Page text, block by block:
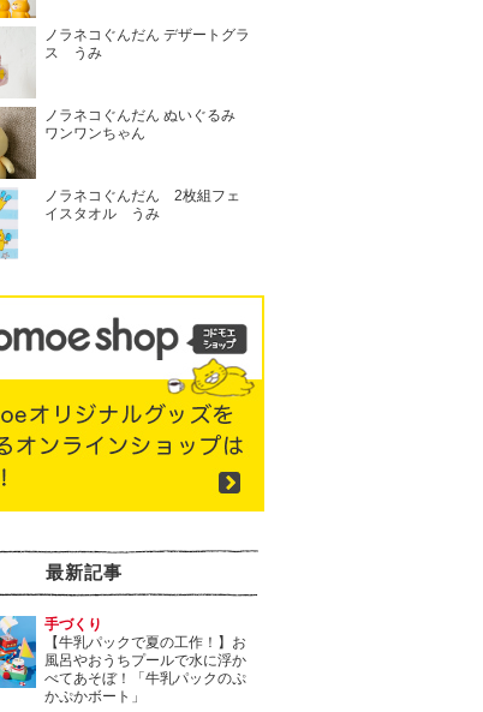
ノラネコぐんだん デザートグラ
ス うみ
ノラネコぐんだん ぬいぐるみ
ワンワンちゃん
ノラネコぐんだん 2枚組フェ
イスタオル うみ
最新記事
手づくり
【牛乳パックで夏の工作！】お
風呂やおうちプールで水に浮か
べてあそぼ！「牛乳パックのぷ
かぷかボート」